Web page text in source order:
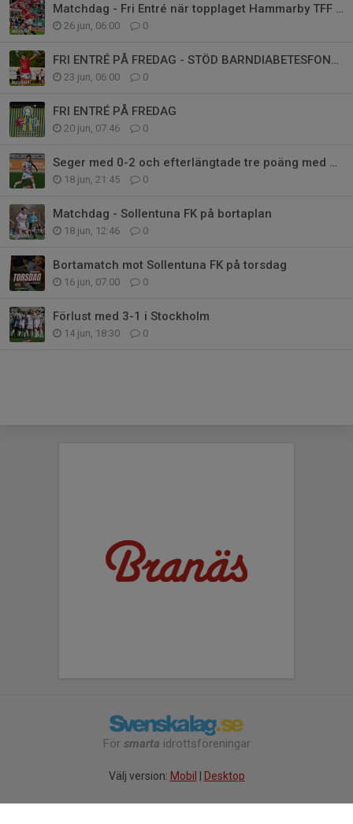
Matchdag - Fri Entré när topplaget Hammarby TFF gästar
26 jun, 06:00 0
FRI ENTRÉ PÅ FREDAG - STÖD BARNDIABETESFONDEN
23 jun, 06:00 0
FRI ENTRÉ PÅ FREDAG
20 jun, 07:46 0
Seger med 0-2 och efterlängtade tre poäng med hem till Karlstad
18 jun, 21:45 0
Matchdag - Sollentuna FK på bortaplan
18 jun, 12:46 0
Bortamatch mot Sollentuna FK på torsdag
16 jun, 07:00 0
Förlust med 3-1 i Stockholm
14 jun, 18:30 0
För smarta idrottsföreningar
Välj version: Mobil | Desktop